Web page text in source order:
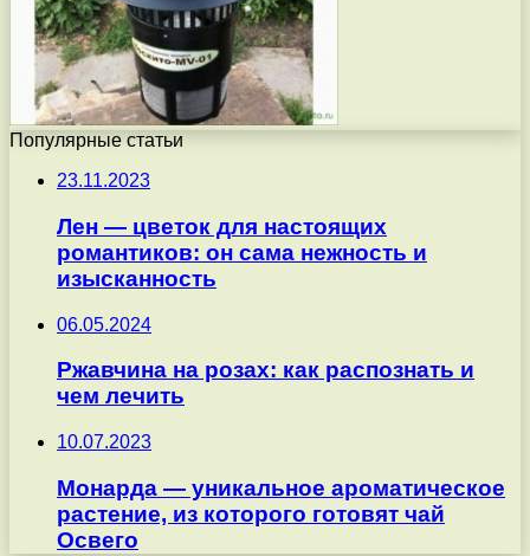
Популярные статьи
23.11.2023
Лен — цветок для настоящих
романтиков: он сама нежность и
изысканность
06.05.2024
Ржавчина на розах: как распознать и
чем лечить
10.07.2023
Монарда — уникальное ароматическое
растение, из которого готовят чай
Освего